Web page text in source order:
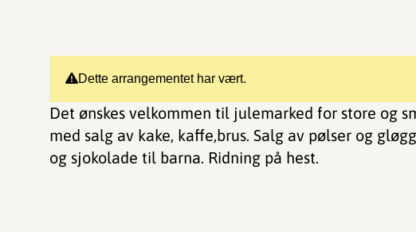
Dette arrangementet har vært.
Det ønskes velkommen til julemarked for store og
med salg av kake, kaffe,brus. Salg av pølser og
og sjokolade til barna. Ridning på hest.